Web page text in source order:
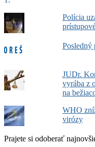
Polícia
Posledný
JUDr.
vyrába z
na
WHO
virózy
Prajete si odoberať